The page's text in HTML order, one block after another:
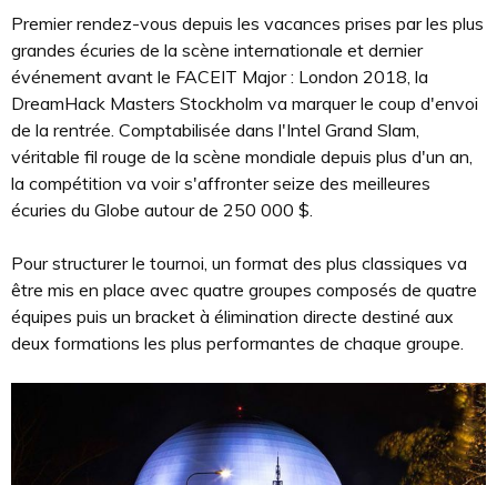
Premier rendez-vous depuis les vacances prises par les plus
grandes écuries de la scène internationale et dernier
événement avant le FACEIT Major : London 2018, la
DreamHack Masters Stockholm va marquer le coup d'envoi
de la rentrée. Comptabilisée dans l'Intel Grand Slam,
véritable fil rouge de la scène mondiale depuis plus d'un an,
la compétition va voir s'affronter seize des meilleures
écuries du Globe autour de 250 000 $.
Pour structurer le tournoi, un format des plus classiques va
être mis en place avec quatre groupes composés de quatre
équipes puis un bracket à élimination directe destiné aux
deux formations les plus performantes de chaque groupe.